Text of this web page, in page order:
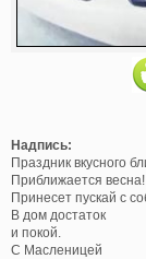
Надпись:
Праздник вкусного
Приближается весна!
Принесет пускай с
В дом достаток
и покой.
С Масленицей